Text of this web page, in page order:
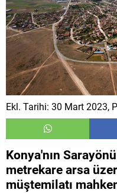
Ekl. Tarihi: 30 Mart 2023,
Konya'nın
metrekare arsa
müştemilatı